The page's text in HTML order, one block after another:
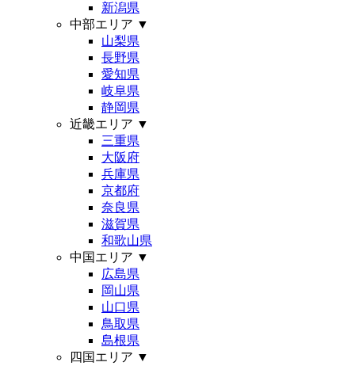
新潟県
中部エリア ▼
山梨県
長野県
愛知県
岐阜県
静岡県
近畿エリア ▼
三重県
大阪府
兵庫県
京都府
奈良県
滋賀県
和歌山県
中国エリア ▼
広島県
岡山県
山口県
鳥取県
島根県
四国エリア ▼